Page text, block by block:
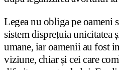
Legea nu obliga pe oameni
sistem disprețuia unicitatea
umane, iar oamenii au fost
viziune, chiar și cei care